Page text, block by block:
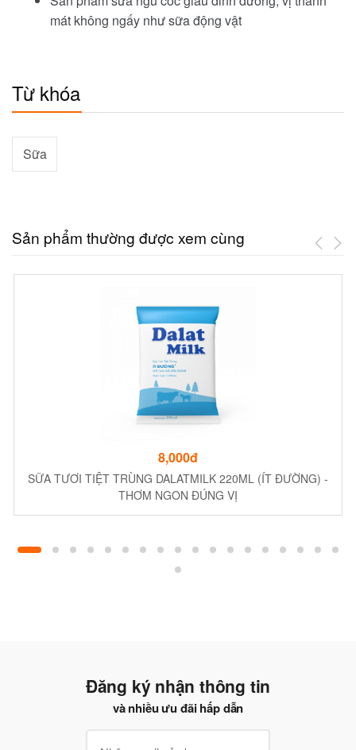
mát không ngấy như sữa động vật
Từ khóa
Sữa
Sản phẩm thường được xem cùng
8,000đ
SỮA TƯƠI TIỆT TRÙNG DALATMILK 220ML (ÍT ĐƯỜNG) -
THƠM NGON ĐÚNG VỊ
Đăng ký nhận thông tin
và nhiều ưu đãi hấp dẫn